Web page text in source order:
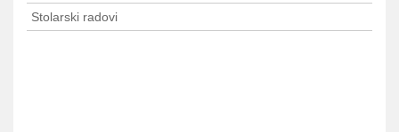
Stolarski radovi